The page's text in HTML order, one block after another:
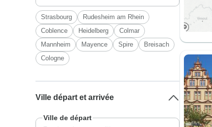
Strasbourg
Rudesheim am Rhein
Coblence
Heidelberg
Colmar
Mannheim
Mayence Spire
Breisach
Cologne
Ville départ et arrivée
Ville de départ